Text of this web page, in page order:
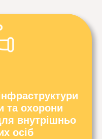
та охорони
внутрішньо
осіб